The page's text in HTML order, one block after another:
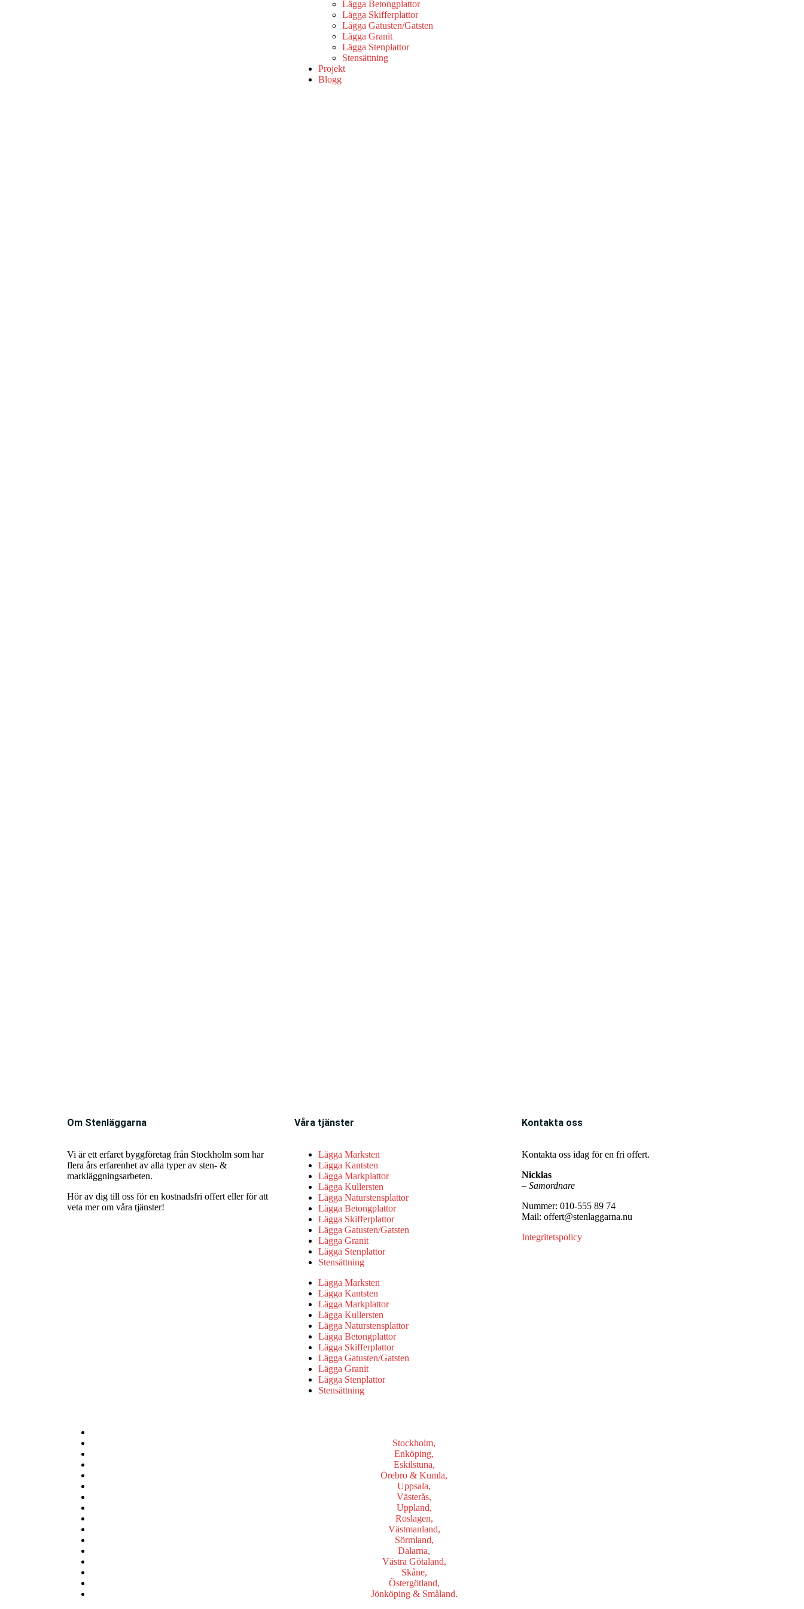
Lägga Betongplattor
Lägga Skifferplattor
Lägga Gatusten/Gatsten
Lägga Granit
Lägga Stenplattor
Stensättning
Projekt
Blogg
Om Stenläggarna
Vi är ett erfaret byggföretag från Stockholm som har
flera års erfarenhet av alla typer av sten- &
markläggningsarbeten.
Hör av dig till oss för en kostnadsfri offert eller för att
veta mer om våra tjänster!
Våra tjänster
Lägga Marksten
Lägga Kantsten
Lägga Markplattor
Lägga Kullersten
Lägga Naturstensplattor
Lägga Betongplattor
Lägga Skifferplattor
Lägga Gatusten/Gatsten
Lägga Granit
Lägga Stenplattor
Stensättning
Lägga Marksten
Lägga Kantsten
Lägga Markplattor
Lägga Kullersten
Lägga Naturstensplattor
Lägga Betongplattor
Lägga Skifferplattor
Lägga Gatusten/Gatsten
Lägga Granit
Lägga Stenplattor
Stensättning
Kontakta oss
Kontakta oss idag för en fri offert.
Nicklas
– Samordnare
Nummer: 010-555 89 74
Mail: offert@stenlaggarna.nu
Integritetspolicy
Stockholm,
Enköping,
Eskilstuna,
Örebro & Kumla,
Uppsala,
Västerås,
Uppland,
Roslagen,
Västmanland,
Sörmland,
Dalarna,
Västra Götaland,
Skåne,
Östergötland,
Jönköping & Småland.